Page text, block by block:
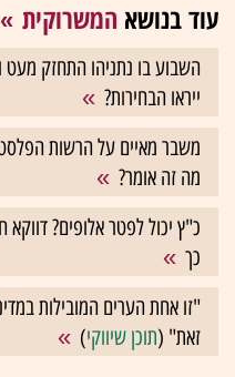
עוד בנושא המשרוקית
השבוע בו נתניהו התחזק
ייראו הבחירות?
משבר מאיים על הרשות
מה זה אומר?
כ"ץ יכול לפטר אלופים?
כך
"זו אחת הערים המובילות
זאת" (תוכן שיווקי)